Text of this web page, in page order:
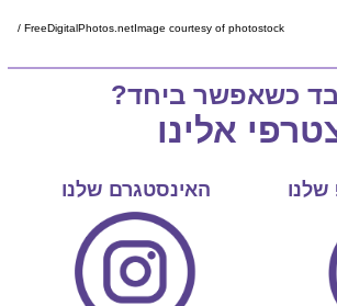
Image courtesy of photostock
/ FreeDigitalPhotos.net
כשאפשר ביחד?
אלינו
האינסטגרם שלנו